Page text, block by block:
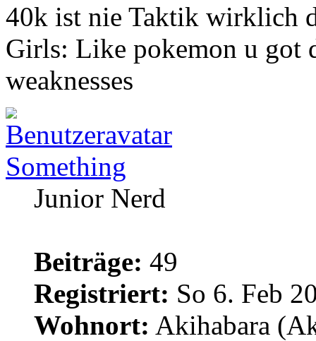
40k ist nie Taktik wirklich
Girls: Like pokemon u got
weaknesses
Something
Junior Nerd
Beiträge: 49
Registriert: So 6. Feb
Wohnort: Akihabara